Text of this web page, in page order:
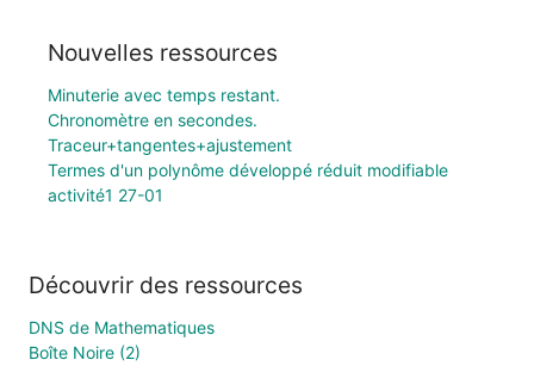
Nouvelles ressources
Minuterie avec temps restant.
Chronomètre en secondes.
Traceur+tangentes+ajustement
Termes d'un polynôme développé réduit modifiable
activité1 27-01
Découvrir des ressources
DNS de Mathematiques
Boîte Noire (2)